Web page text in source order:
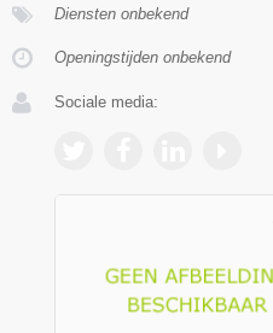
Diensten onbekend
Openingstijden onbekend
Sociale media: